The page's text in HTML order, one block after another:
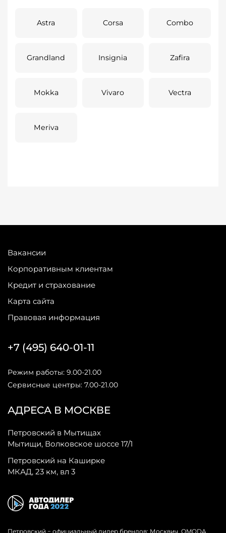
Astra Corsa Combo
Grandland Insignia Zafira
Mokka Vivaro Vectra
Meriva
Вакансии
Корпоративным клиентам
Кредит и страхование
Карта сайта
Правовая информация
АДРЕСА В МОСКВЕ
Петровский в Мытищах
Мытищи, Волковское шоссе 17/1
Петровский на Каширке
МКАД, 23 км, вл 3
+7 (495) 640-01-11
Режим работы: 9.00-21.00
Сервисные центры: 7.00-21.00
Петровский − официальный дилер брендов: Москвич, OMODA,